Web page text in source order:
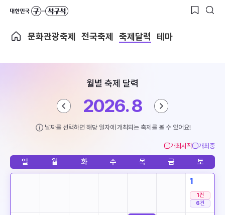
문화관광축제 전국축제 축제달력 테마
월별 축제 달력
2026. 8
날짜를 선택하면 해당 일자에 개최되는 축제를 볼 수 있어요!
개최시작 개최중
일 월 화 수 목 금 토
1
1건
6건